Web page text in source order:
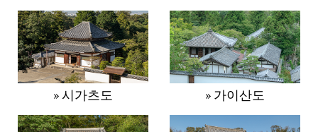
» 시가츠도 » 가이산도